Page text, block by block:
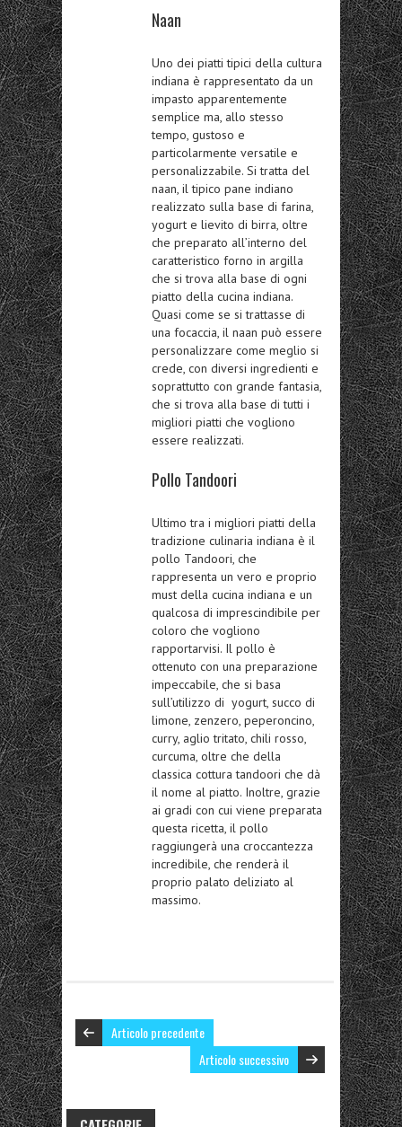
Naan
Uno dei piatti tipici della cultura
indiana è rappresentato da un
impasto apparentemente
semplice ma, allo stesso
tempo, gustoso e
particolarmente versatile e
personalizzabile. Si tratta del
naan, il tipico pane indiano
realizzato sulla base di farina,
yogurt e lievito di birra, oltre
che preparato all’interno del
caratteristico forno in argilla
che si trova alla base di ogni
piatto della cucina indiana.
Quasi come se si trattasse di
una focaccia, il naan può essere
personalizzare come meglio si
crede, con diversi ingredienti e
soprattutto con grande fantasia,
che si trova alla base di tutti i
migliori piatti che vogliono
essere realizzati.
Pollo Tandoori
Ultimo tra i migliori piatti della
tradizione culinaria indiana è il
pollo Tandoori, che
rappresenta un vero e proprio
must della cucina indiana e un
qualcosa di imprescindibile per
coloro che vogliono
rapportarvisi. Il pollo è
ottenuto con una preparazione
impeccabile, che si basa
sull’utilizzo di yogurt, succo di
limone, zenzero, peperoncino,
curry, aglio tritato, chili rosso,
curcuma, oltre che della
classica cottura tandoori che dà
il nome al piatto. Inoltre, grazie
ai gradi con cui viene preparata
questa ricetta, il pollo
raggiungerà una croccantezza
incredibile, che renderà il
proprio palato deliziato al
massimo.
Articolo precedente
Articolo successivo